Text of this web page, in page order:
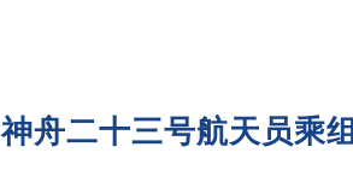
神舟二十三号航天员乘